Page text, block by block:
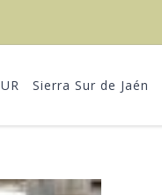
Sierra Sur de Jaén